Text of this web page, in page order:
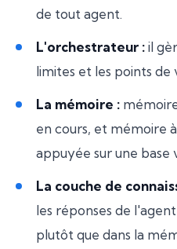
de tout agent.
L'orchestrateur :il
limites et les points de
La mémoire :
en cours, et mémoire
appuyée sur une base
La couche de
les réponses de
plutôt que dans la